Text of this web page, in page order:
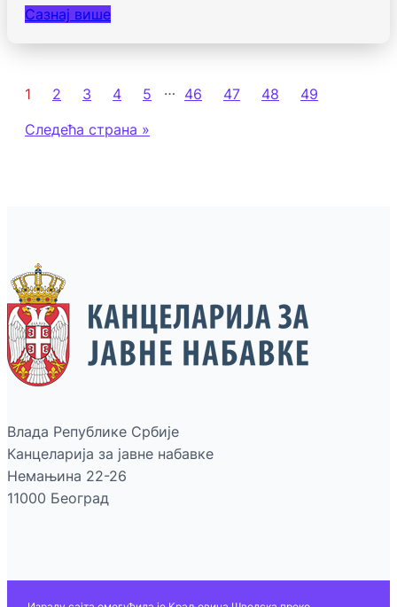
Сазнај више
1 2 3 4 5 … 46 47 48
49
Следећа страна »
Влада Републике Србије
Канцеларија за јавне набавке
Немањина 22-26
11000 Београд